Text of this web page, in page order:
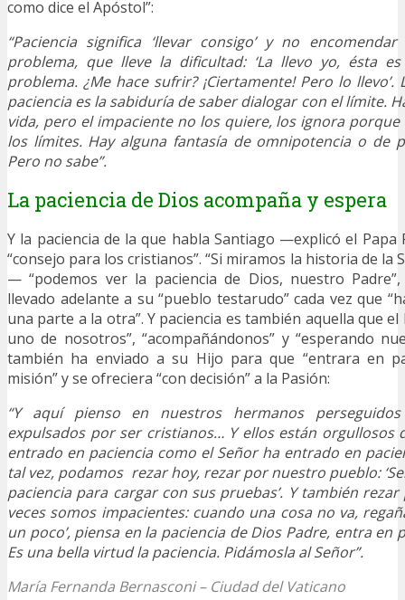
como dice el Apóstol”:
“Paciencia significa ‘llevar consigo’ y no
problema, que lleve la dificultad: ‘La llevo yo, ésta
problema. ¿Me hace sufrir? ¡Ciertamente! Pero lo llevo’.
paciencia es la sabiduría de saber dialogar con el límite.
vida, pero el impaciente no los quiere, los ignora
los límites. Hay alguna fantasía de omnipotencia o de
Pero no sabe”.
La paciencia de Dios acompaña y espera
Y la paciencia de la que habla Santiago —explicó el
“consejo para los cristianos”. “Si miramos la historia de
— “podemos ver la paciencia de Dios, nuestro
llevado adelante a su “pueblo testarudo” cada vez que
una parte a la otra”. Y paciencia es también aquella que el
uno de nosotros”, “acompañándonos” y “esperando
también ha enviado a su Hijo para que “entrara en
misión” y se ofreciera “con decisión” a la Pasión:
“Y aquí pienso en nuestros hermanos
expulsados por ser cristianos… Y ellos están orgullosos
entrado en paciencia como el Señor ha entrado en
tal vez, podamos rezar hoy, rezar por nuestro pueblo:
paciencia para cargar con sus pruebas’. Y también
veces somos impacientes: cuando una cosa no va,
un poco’, piensa en la paciencia de Dios Padre, entra en
Es una bella virtud la paciencia. Pidámosla al Señor”.
María Fernanda Bernasconi – Ciudad del Vaticano